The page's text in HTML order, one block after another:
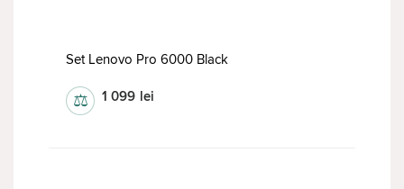
Set Lenovo Pro 6000 Black
1 099 lei
⚖